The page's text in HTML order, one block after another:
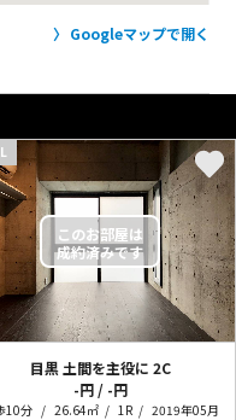
Googleマップで開く
目黒 土間を主役に 2C
-円 / -円
10分 26.64㎡ 1R
2019年05月